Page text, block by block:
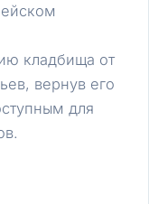
кладбища от
вернув его
для